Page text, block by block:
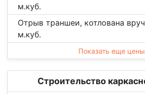
м.куб.
Отрыв траншеи, котлована
м.куб.
Показать еще цены
Строительство